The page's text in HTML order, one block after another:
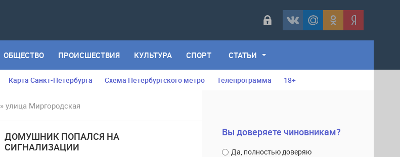
ОБЩЕСТВО ПРОИСШЕСТВИЯ КУЛЬТУРА СПОРТ СТАТЬИ
Карта Санкт-Петербурга Схема Петербургского метро Телепрограмма 18+
» улица Миргородская
ДОМУШНИК ПОПАЛСЯ НА
СИГНАЛИЗАЦИИ
Вы доверяете чиновникам?
Да, полностью доверяю